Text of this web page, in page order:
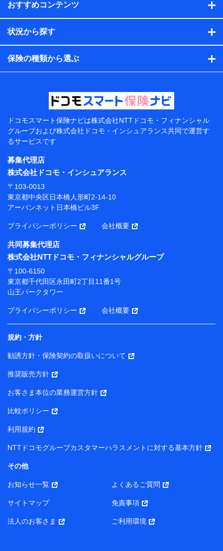
保険契約情報
当社または株式会社NTTドコモ・フィナンシャルグルー
プが取得し、又は保有する保険契約に関する情報。例と
して、保険契約者及び被保険者の氏名、住所、生年月
日、性別、保険契約者と被保険者の関係、保険加入の目
的、保険商品の内容、保険料、保険料のお支払方法、車
のメーカーや走行距離などの情報、建物の構造や築年数
などの情報、ペットの種類や年齢などの情報などが含ま
提供当事者から受領当事者が個人データを取得する方法
電子的・電磁的方法等
【共同して利用する者の範囲】
当社
株式会社NTTドコモ・フィナンシャルグループ
【利用目的】
当社または株式会社NTTドコモ・フィナンシャルグルー
プが提供する保険関連サービスにおけるユーザー登録受
付および管理のため
当社または株式会社NTTドコモ・フィナンシャルグルー
携会社の保険その他に関する情報を提供するため、また
維持管理等の委託業務遂行のため、またそれらに付帯、
関連する当社または株式会社NTTドコモ・フィナンシャ
ルグループおよび提携会社のサービスを案内、提供する
ため
（各サービスで取得したサービス利用履歴、ウェブサイ
トの閲覧履歴、購買履歴、ご契約内容等のパーソナルデ
ータを分析して、お客さまの趣味・嗜好・傾向に応じた
サービス・商品等に関するご提案や広告の配信等を行う
ことがあります。）
各種セミナーの開催のため
コンサルティングサービスの実施のため
アンケートやキャンペーン等の実施のため
上記に係る案内・手続き・管理等付帯業務を行うため
所・代表者名】
り）
株式会社NTTドコモ・フィナンシャルグループ 代表取締役
社長 廣井 孝史
東京都中央区日本橋人形町2-14-10 アーバンネット日本橋
株式会社ドコモ・インシュアランス 代表取締役社長 吉
村 忠義
また当社は、オンライン面談による保険のご相談にあたっ
おすすめコンテンツ
状況から探す
保険の種類から選ぶ
ドコモスマート保険ナビは株式会社NTTドコモ・フィナンシャル
グループおよび株式会社ドコモ・インシュアランス共同で運営す
るサービスです
募集代理店
株式会社ドコモ・インシュアランス
〒103-0013
東京都中央区日本橋人形町2-14-10
アーバンネット日本橋ビル3F
プライバシーポリシー 会社概要
共同募集代理店
株式会社NTTドコモ・フィナンシャルグループ
〒100-6150
東京都千代田区永田町2丁目11番1号
山王パークタワー
プライバシーポリシー 会社概要
規約・方針
勧誘方針・保険契約の取扱いについて
推奨販売方針
お客さま本位の業務運営方針
比較ポリシー
利用規約
NTTドコモグループカスタマーハラスメントに対する基本方針
その他
お知らせ一覧 よくあるご質問
サイトマップ 免責事項
法人のお客さま ご利用環境